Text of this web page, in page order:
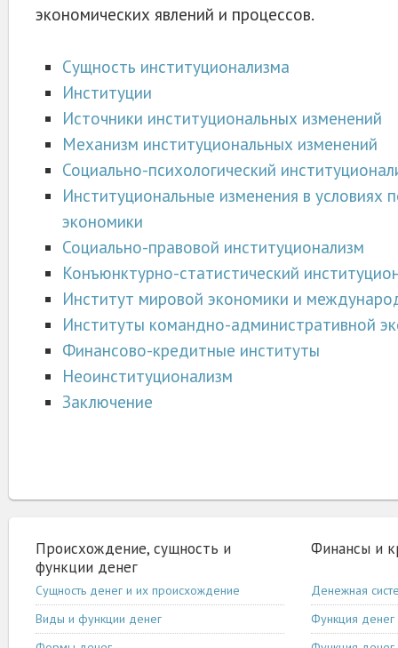
экономических явлений и процессов.
Сущность институционализма
Институции
Источники институциональных изменений
Механизм институциональных изменений
Социально-психологический
Институциональные изменения в условиях
экономики
Социально-правовой институционализм
Конъюнктурно-статистический
Институт мировой экономики и
Институты командно-административной
Финансово-кредитные институты
Неоинституционализм
Заключение
Происхождение, сущность и
функции денег
Сущность денег и их происхождение
Виды и функции денег
Финансы и
Денежная
Функция денег